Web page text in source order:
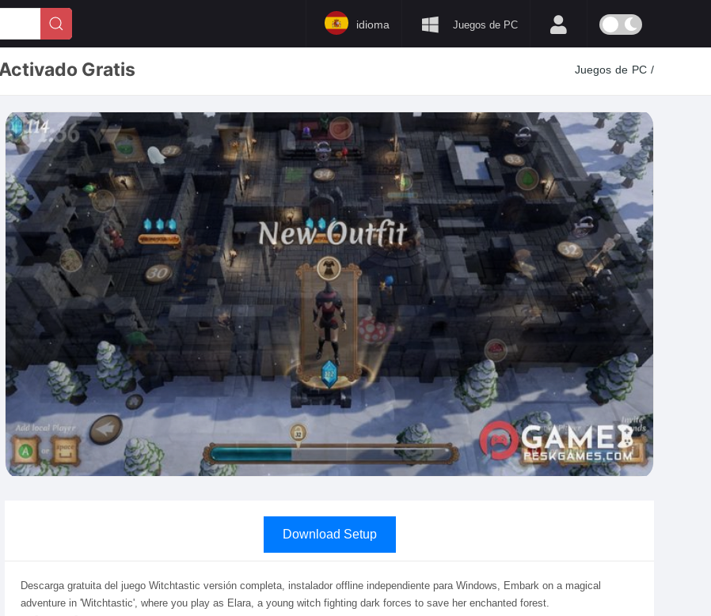
Juegos de PC
idioma
Gratis Juegos de PC/
Download Setup
Descarga gratuita del juego Witchtastic versión completa, instalador offline independiente para Windows, Embark on a magical
adventure in 'Witchtastic', where you play as Elara, a young witch fighting dark forces to save her enchanted forest.